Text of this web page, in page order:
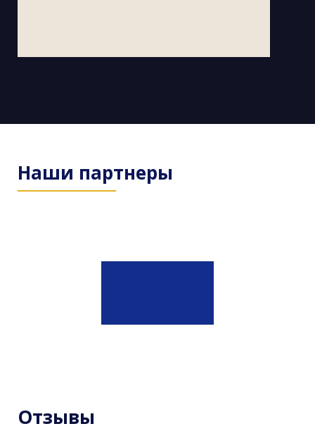
Наши партнеры
Отзывы